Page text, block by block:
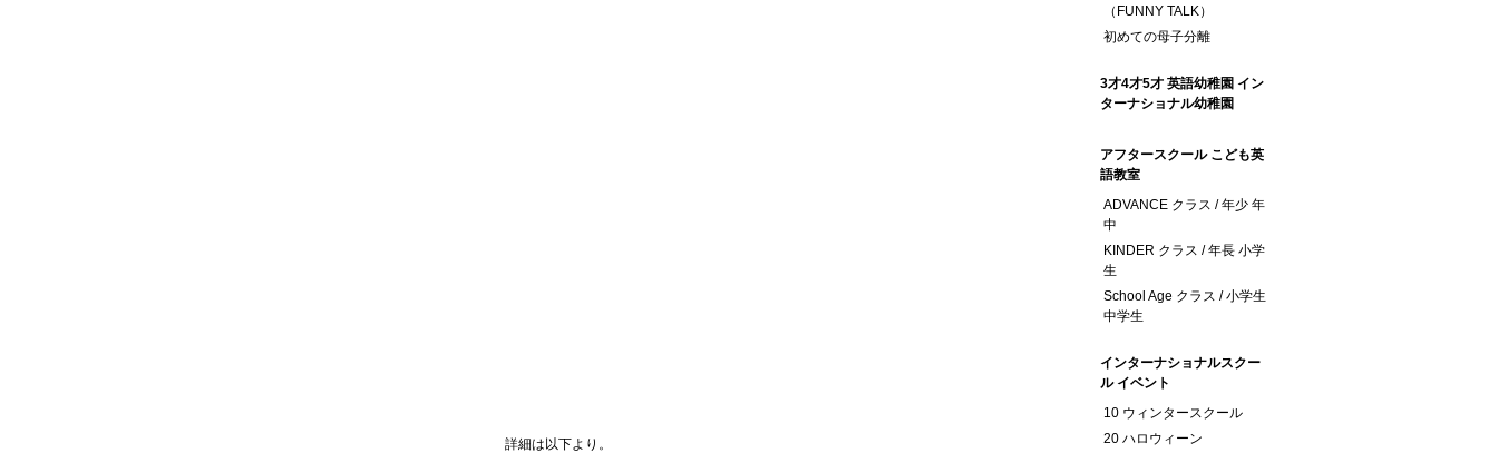
詳細は以下より。
（FUNNY TALK）
初めての母子分離
3才4才5才 英語幼稚園 イン
ターナショナル幼稚園
アフタースクール こども英
語教室
ADVANCE クラス / 年少 年
中
KINDER クラス / 年長 小学
生
School Age クラス / 小学生
中学生
インターナショナルスクー
ル イベント
10 ウィンタースクール
20 ハロウィーン